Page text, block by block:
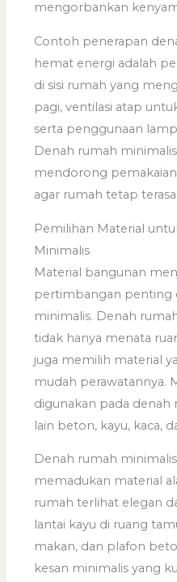
mengorbankan
Contoh penerapan
hemat energi adalah
di sisi rumah yang
pagi, ventilasi atap
serta penggunaan
Denah rumah
mendorong
agar rumah tetap
Pemilihan Material
Minimalis
Material bangunan
pertimbangan penting
minimalis. Denah
tidak hanya menata
juga memilih material
mudah perawatannya.
digunakan pada denah
lain beton, kayu, kaca,
Denah rumah
memadukan material
rumah terlihat elegan
lantai kayu di ruang
makan, dan plafon
kesan minimalis yang